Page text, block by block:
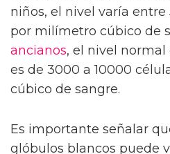
niños, el nivel varía
por milímetro cúbico de
ancianos, el nivel
es de 3000 a 10000
cúbico de sangre.
Es importante señalar
glóbulos blancos puede